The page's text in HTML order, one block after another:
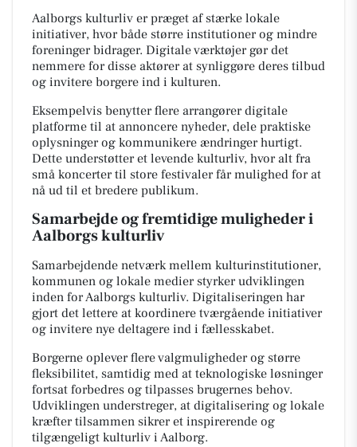
Aalborgs kulturliv er præget af stærke lokale
initiativer, hvor både større institutioner og mindre
foreninger bidrager. Digitale værktøjer gør det
nemmere for disse aktører at synliggøre deres tilbud
og invitere borgere ind i kulturen.
Eksempelvis benytter flere arrangører digitale
platforme til at annoncere nyheder, dele praktiske
oplysninger og kommunikere ændringer hurtigt.
Dette understøtter et levende kulturliv, hvor alt fra
små koncerter til store festivaler får mulighed for at
nå ud til et bredere publikum.
Samarbejde og fremtidige muligheder i
Aalborgs kulturliv
Samarbejdende netværk mellem kulturinstitutioner,
kommunen og lokale medier styrker udviklingen
inden for Aalborgs kulturliv. Digitaliseringen har
gjort det lettere at koordinere tværgående initiativer
og invitere nye deltagere ind i fællesskabet.
Borgerne oplever flere valgmuligheder og større
fleksibilitet, samtidig med at teknologiske løsninger
fortsat forbedres og tilpasses brugernes behov.
Udviklingen understreger, at digitalisering og lokale
kræfter tilsammen sikrer et inspirerende og
tilgængeligt kulturliv i Aalborg.